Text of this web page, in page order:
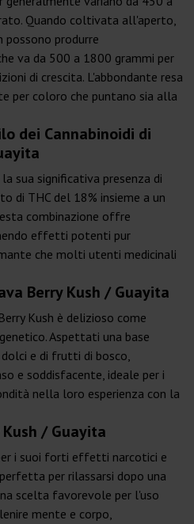
Quando coltivata all'aperto,
possono produrre
va da 500 a 1800 grammi per
di crescita. L'abbondante resa
per coloro che puntano sia alla
dei Cannabinoidi di
sua significativa presenza di
di THC del 18% insieme a un
combinazione offre
effetti potenti pur
che molti utenti medicinali
Berry Kush / Guayita
Kush è delizioso come
Aspettati una base
e di frutti di bosco,
e soddisfacente, ideale per i
nella loro esperienza con la
/ Guayita
i suoi forti effetti narcotici e
per rilassarsi dopo una
scelta favorevole per l'uso
mente e corpo,